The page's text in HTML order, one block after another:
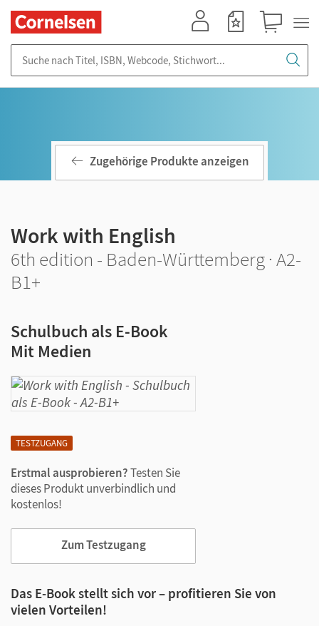
TESTZUGANG
Erstmal ausprobieren?Testen Sie
dieses Produkt unverbindlich und
kostenlos!
Zum Testzugang
Zugehörige Produkte anzeigen
Work with English
6th edition - Baden-Württemberg · A2-
B1+
Schulbuch als E-Book
Mit Medien
Das E-Book stellt sich vor – profitieren Sie von
vielen Vorteilen!